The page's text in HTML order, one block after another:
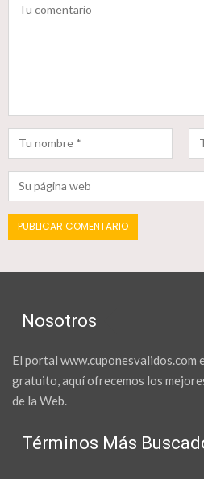
Nosotros
El portal www.cuponesvalidos.com
gratuito, aquí ofrecemos los
de la Web.
Términos Más